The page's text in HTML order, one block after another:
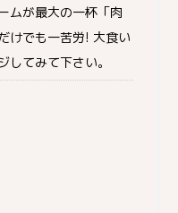
ムが最大の一杯「肉
けでも一苦労! 大食い
してみて下さい。